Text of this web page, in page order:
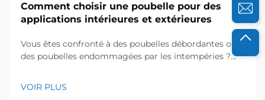
Comment choisir une poubelle pour des
applications intérieures et extérieures
Vous êtes confronté à des poubelles débordantes ou à
des poubelles endommagées par les intempéries ?
retour sur investissement (ROI). Obtenez dès
VOIR PLUS